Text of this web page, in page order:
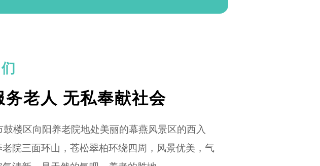
务老人 无私奉献社会
区向阳养老院地处美丽的幕燕风景区的西入
老院三面环山，苍松翠柏环绕四周，风景优美，气